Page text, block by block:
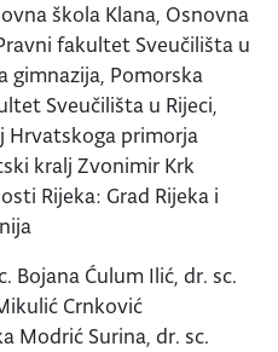
škola Klana, Osnovna
fakultet Sveučilišta u
gimnazija, Pomorska
Sveučilišta u Rijeci,
Hrvatskoga primorja
kralj Zvonimir Krk
Rijeka: Grad Rijeka i
Bojana Ćulum Ilić, dr. sc.
Crnković
Modrić Surina, dr. sc.